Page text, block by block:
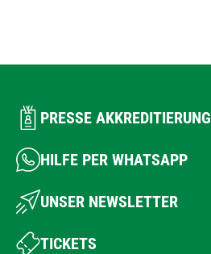
PRESSE AKKREDITIERUNG
HILFE PER WHATSAPP
UNSER NEWSLETTER
TICKETS